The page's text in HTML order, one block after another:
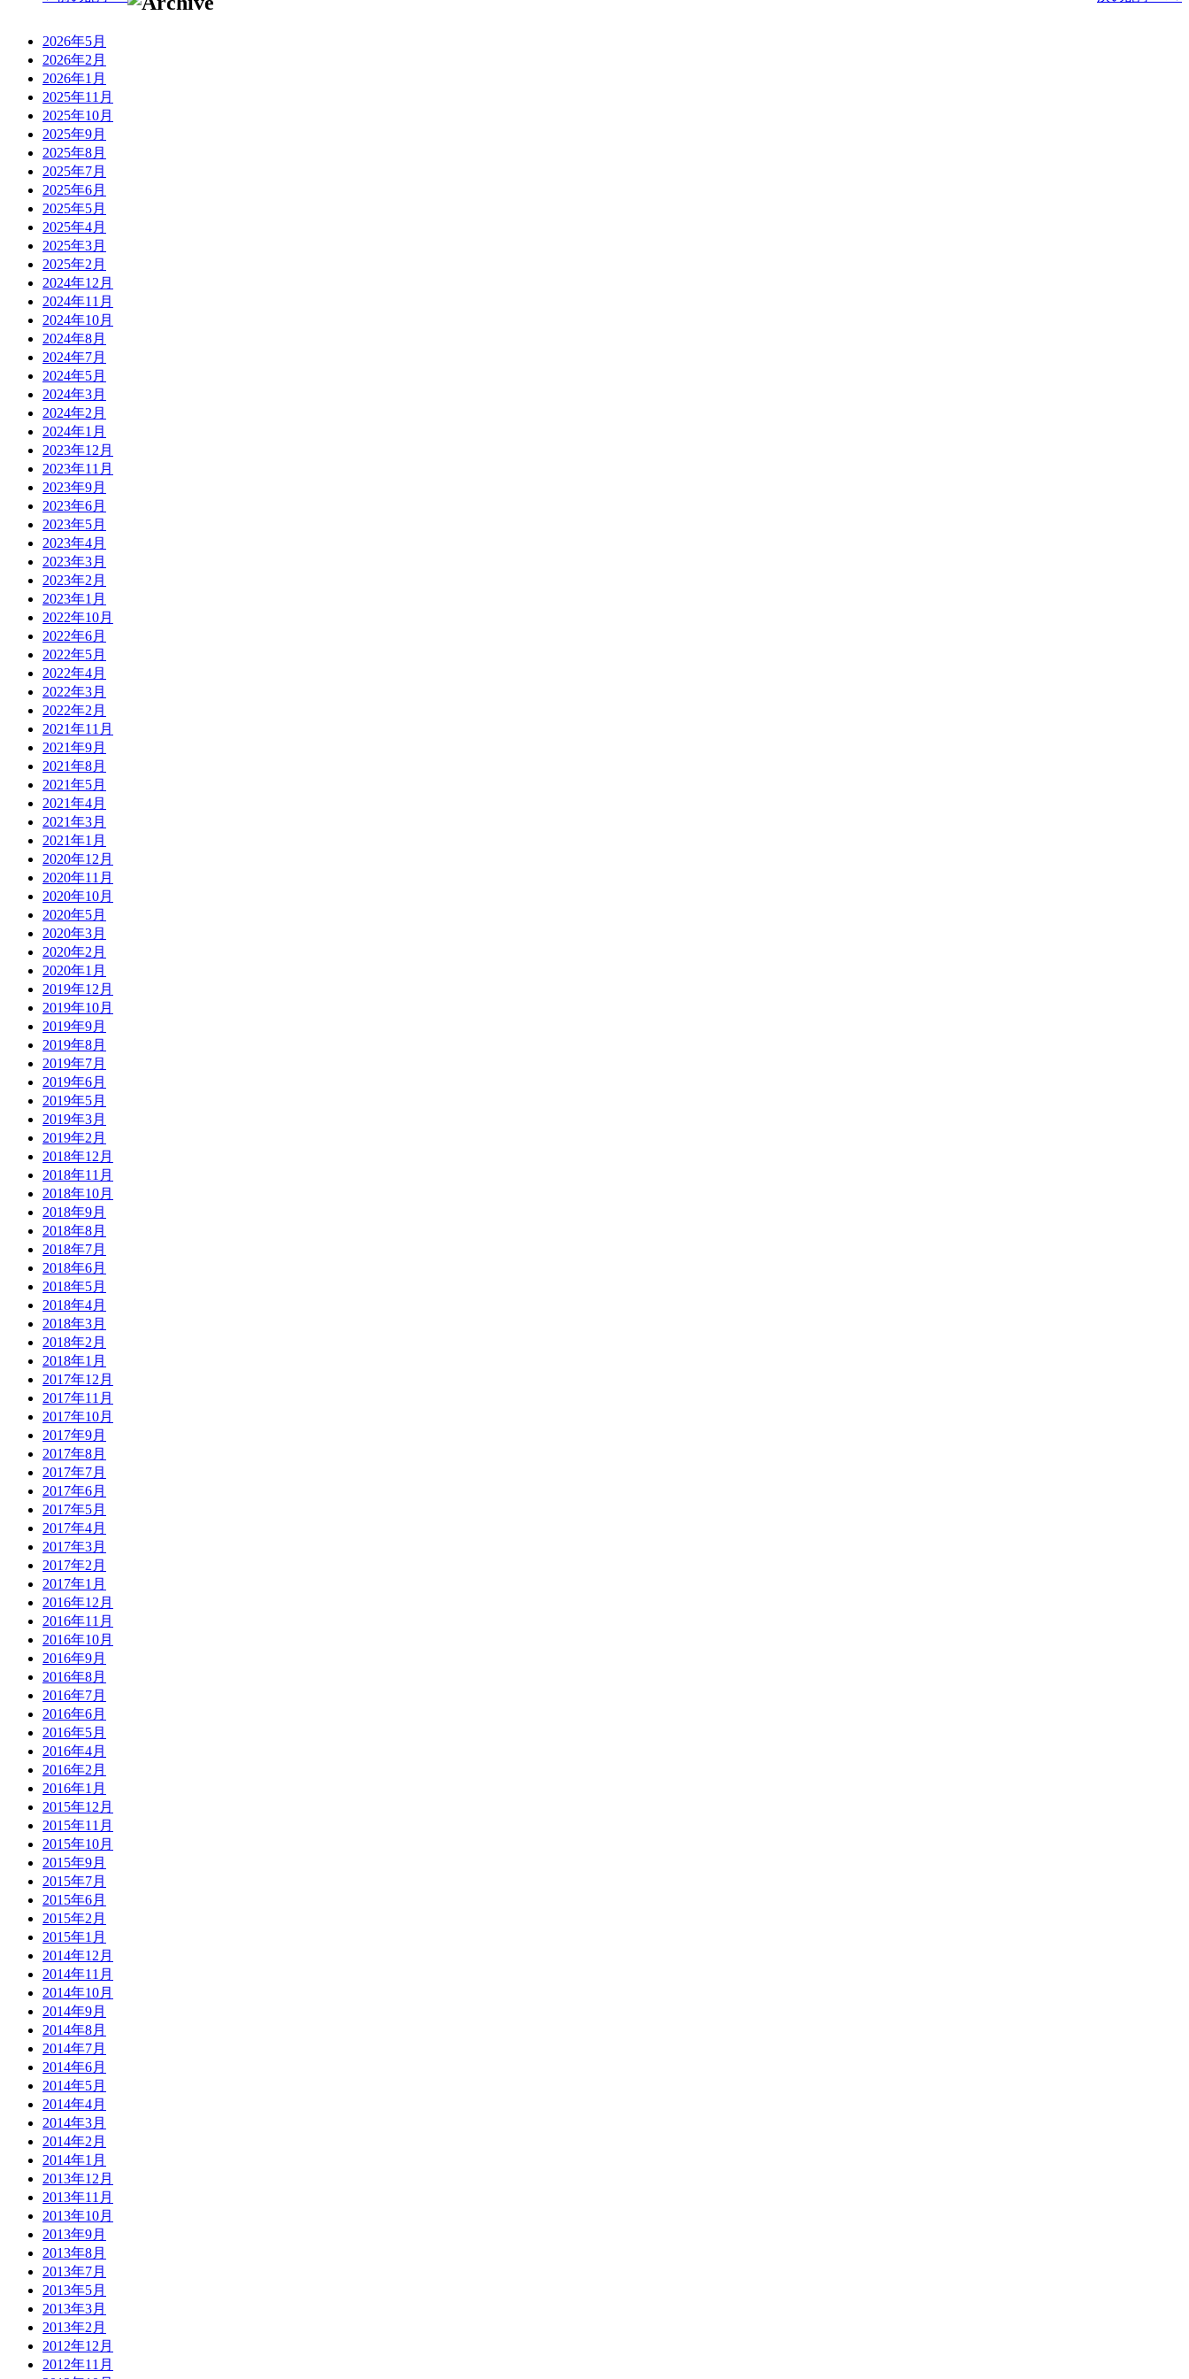
2026年5月
2026年2月
2026年1月
2025年11月
2025年10月
2025年9月
2025年8月
2025年7月
2025年6月
2025年5月
2025年4月
2025年3月
2025年2月
2024年12月
2024年11月
2024年10月
2024年8月
2024年7月
2024年5月
2024年3月
2024年2月
2024年1月
2023年12月
2023年11月
2023年9月
2023年6月
2023年5月
2023年4月
2023年3月
2023年2月
2023年1月
2022年10月
2022年6月
2022年5月
2022年4月
2022年3月
2022年2月
2021年11月
2021年9月
2021年8月
2021年5月
2021年4月
2021年3月
2021年1月
2020年12月
2020年11月
2020年10月
2020年5月
2020年3月
2020年2月
2020年1月
2019年12月
2019年10月
2019年9月
2019年8月
2019年7月
2019年6月
2019年5月
2019年3月
2019年2月
2018年12月
2018年11月
2018年10月
2018年9月
2018年8月
2018年7月
2018年6月
2018年5月
2018年4月
2018年3月
2018年2月
2018年1月
2017年12月
2017年11月
2017年10月
2017年9月
2017年8月
2017年7月
2017年6月
2017年5月
2017年4月
2017年3月
2017年2月
2017年1月
2016年12月
2016年11月
2016年10月
2016年9月
2016年8月
2016年7月
2016年6月
2016年5月
2016年4月
2016年2月
2016年1月
2015年12月
2015年11月
2015年10月
2015年9月
2015年7月
2015年6月
2015年2月
2015年1月
2014年12月
2014年11月
2014年10月
2014年9月
2014年8月
2014年7月
2014年6月
2014年5月
2014年4月
2014年3月
2014年2月
2014年1月
2013年12月
2013年11月
2013年10月
2013年9月
2013年8月
2013年7月
2013年5月
2013年3月
2013年2月
2012年12月
2012年11月